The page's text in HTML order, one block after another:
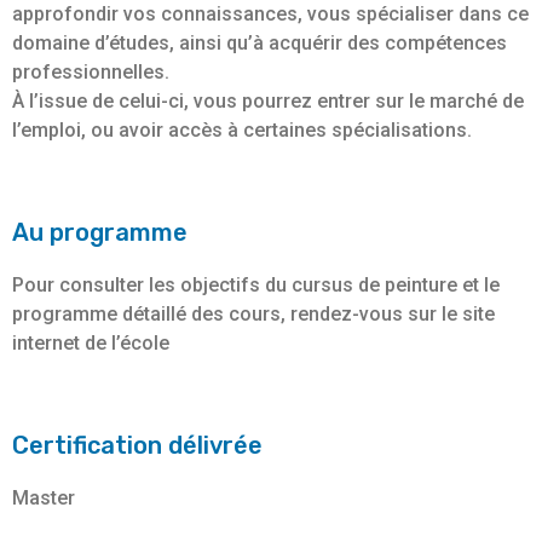
approfondir vos connaissances, vous spécialiser dans ce
domaine d’études, ainsi qu’à acquérir des compétences
professionnelles.
À l’issue de celui-ci, vous pourrez entrer sur le marché de
l’emploi, ou avoir accès à certaines spécialisations.
Au programme
Pour consulter les objectifs du cursus de peinture et le
programme détaillé des cours, rendez-vous sur le site
internet de l’école
Certification délivrée
Master